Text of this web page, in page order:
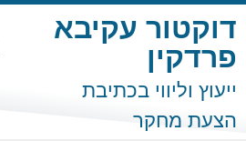
דוקטור עקיבא
פרדקין
ייעוץ וליווי בכתיבת
הצעת מחקר